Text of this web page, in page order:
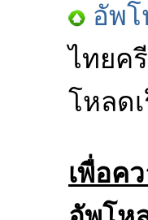
อัพ
ไทยค
โหลด
เพื่อค